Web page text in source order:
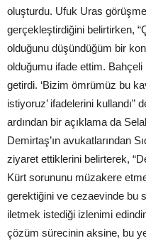
oluşturdu. Ufuk Uras
gerçekleştirdiğini belirtirken,
olduğunu düşündüğüm bir
olduğumu ifade ettim. Bahçeli
getirdi. ‘Bizim ömrümüz bu
istiyoruz’ ifadelerini kullandı”
ardından bir açıklama da
Demirtaş’ın avukatlarından
ziyaret ettiklerini belirterek,
Kürt sorununu müzakere
gerektiğini ve cezaevinde bu
iletmek istediği izlenimi
çözüm sürecinin aksine, bu